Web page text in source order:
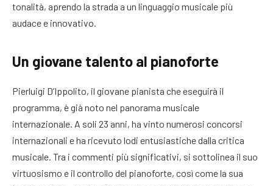
tonalità, aprendo la strada a un linguaggio musicale più
audace e innovativo.
Un giovane talento al pianoforte
Pierluigi D’Ippolito, il giovane pianista che eseguirà il
programma, è già noto nel panorama musicale
internazionale. A soli 23 anni, ha vinto numerosi concorsi
internazionali e ha ricevuto lodi entusiastiche dalla critica
musicale. Tra i commenti più significativi, si sottolinea il suo
virtuosismo e il controllo del pianoforte, così come la sua